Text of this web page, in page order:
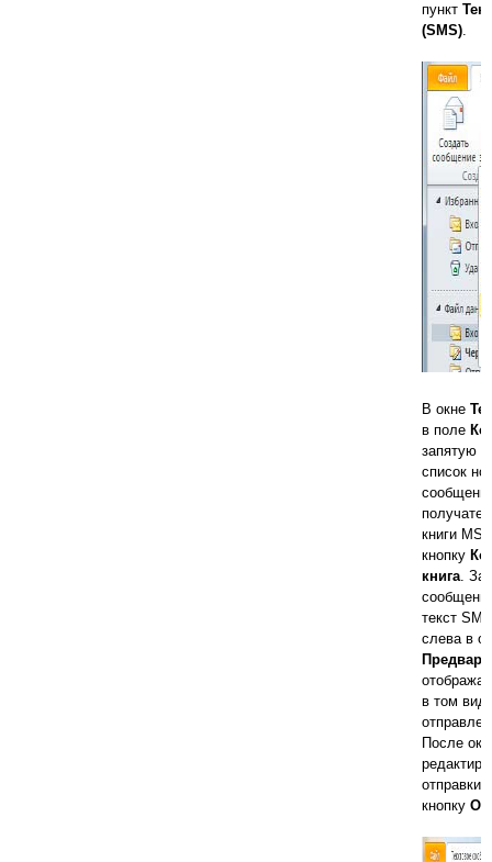
пункт
(SMS).
В окне
в поле
запятую
список
книги MS
кнопку
книга.
текст
слева в
в том
После
отправки
кнопку